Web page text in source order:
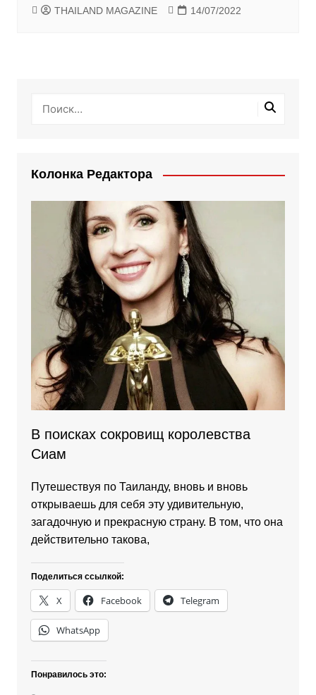
THAILAND MAGAZINE 14/07/2022
Колонка Редактора
В поисках сокровищ королевства
Сиам
Путешествуя по Таиланду, вновь и вновь
открываешь для себя эту удивительную,
загадочную и прекрасную страну. В том, что она
действительно такова,
Поделиться ссылкой:
X Facebook Telegram
WhatsApp
Понравилось это: